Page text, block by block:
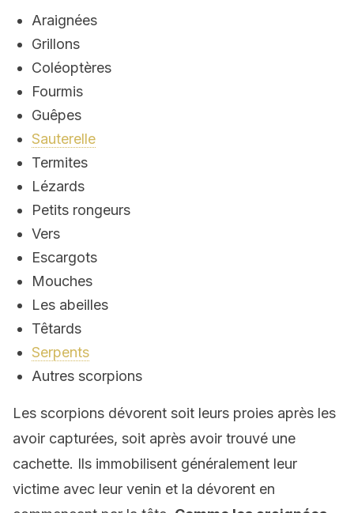
Araignées
Grillons
Coléoptères
Fourmis
Guêpes
Sauterelle
Termites
Lézards
Petits rongeurs
Vers
Escargots
Mouches
Les abeilles
Têtards
Serpents
Autres scorpions
Les scorpions dévorent soit leurs proies après les
avoir capturées, soit après avoir trouvé une
cachette. Ils immobilisent généralement leur
victime avec leur venin et la dévorent en